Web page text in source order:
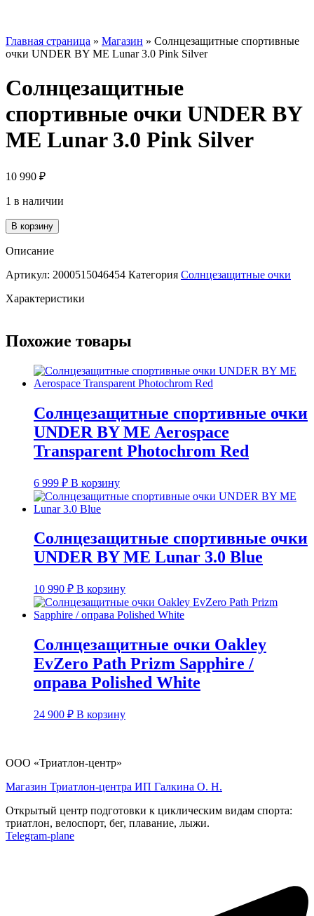
Главная страница » Магазин » Солнцезащитные спортивные
очки UNDER BY ME Lunar 3.0 Pink Silver
Солнцезащитные
спортивные очки UNDER BY
ME Lunar 3.0 Pink Silver
10 990 ₽
1 в наличии
Количество
товара
Солнцезащитные
очки
BY
3.0
Pink
В корзину
Описание
Артикул: 2000515046454 Категория Солнцезащитные очки
Характеристики
Похожие товары
Солнцезащитные спортивные очки
UNDER BY ME Aerospace
Transparent Photochrom Red
6 999 ₽ В корзину
Солнцезащитные спортивные очки
UNDER BY ME Lunar 3.0 Blue
10 990 ₽ В корзину
Солнцезащитные очки Oakley
EvZero Path Prizm Sapphire /
оправа Polished White
24 900 ₽ В корзину
ООО «Триатлон-центр»
Магазин Триатлон-центра ИП Галкина О. Н.
Открытый центр подготовки к циклическим видам спорта:
триатлон, велоспорт, бег, плавание, лыжи.
Telegram-plane